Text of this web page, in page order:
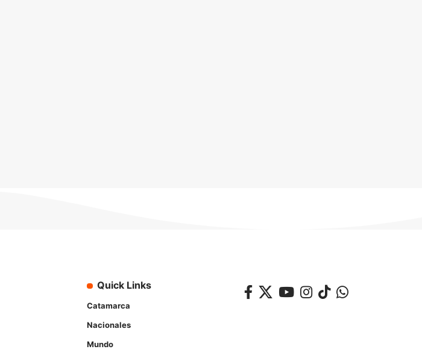
Quick Links
Catamarca
Nacionales
Mundo